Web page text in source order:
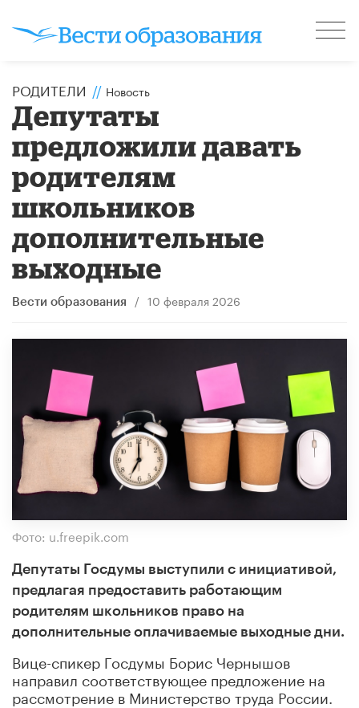
РОДИТЕЛИ // Новость
Депутаты
предложили давать
родителям
школьников
дополнительные
выходные
Вести образования / 10 февраля 2026
Фото: u.freepik.com
Депутаты Госдумы выступили с инициативой,
предлагая предоставить работающим
родителям школьников право на
дополнительные оплачиваемые выходные дни.
Вице-спикер Госдумы Борис Чернышов
направил соответствующее предложение на
рассмотрение в Министерство труда России.